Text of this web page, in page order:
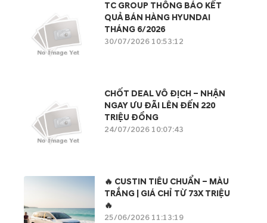
TC GROUP THÔNG BÁO KẾT
QUẢ BÁN HÀNG HYUNDAI
THÁNG 6/2026
30/07/2026 10:53:12
CHỐT DEAL VÔ ĐỊCH – NHẬN
NGAY ƯU ĐÃI LÊN ĐẾN 220
TRIỆU ĐỒNG
24/07/2026 10:07:43
🔥 CUSTIN TIÊU CHUẨN – MÀU
TRẮNG | GIÁ CHỈ TỪ 73X TRIỆU
🔥
25/06/2026 11:13:19